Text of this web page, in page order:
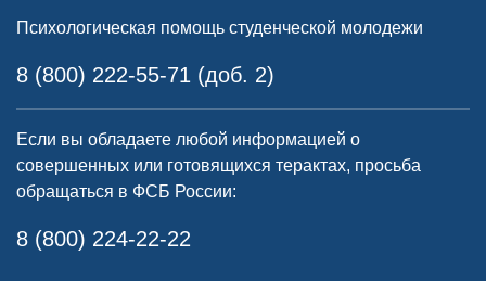
Психологическая помощь студенческой молодежи
8 (800) 222-55-71 (доб. 2)
Если вы обладаете любой информацией о
совершенных или готовящихся терактах, просьба
обращаться в ФСБ России:
8 (800) 224-22-22